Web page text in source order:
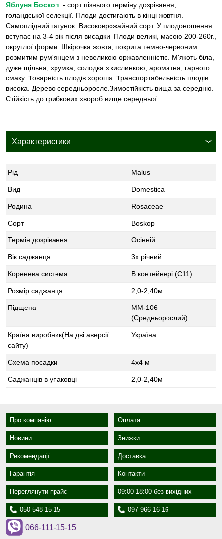
Яблуня Боскоп - сорт пізнього терміну дозрівання,
голандської селекції. Плоди достигають в кінці жовтня.
Самоплідний гатунок. Високоврожайний сорт. У плодоношення
вступає на 3-4 рік після висадки. Плоди великі, масою 200-260г.,
округлої форми. Шкірочка жовта, покрита темно-червоним
розмитим рум'янцем з невеликою оржавленністю. М'якоть біла,
дуже щільна, хрумка, солодка з кислинкою, ароматна, гарного
смаку. Товарність плодів хороша. Транспортабельність плодів
висока. Дерево середньоросле.Зимостійкість вища за середню.
Стійкість до грибкових хвороб вище середньої.
Характеристики
Рід Malus
Вид Domestica
Родина Rosaceae
Сорт Boskop
Термін дозрівання Осінній
Вік саджанця 3х річний
Коренева система В контейнері (С11)
Розмір саджанця 2,0-2,40м
Підщепа
ММ-106
(Средньорослий)
Країна виробник(На дві аверсії
сайту)
Україна
Схема посадки 4х4 м
Саджанців в упаковці 2,0-2,40м
Про компанію Оплата
Новини Знижки
Рекомендації Доставка
Гарантія Контакти
Переглянути прайс 09:00-18:00 без вихідних
050 548-15-15 097 966-16-16
066-111-15-15